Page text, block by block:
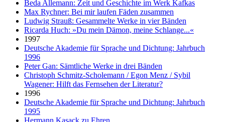
Beda Allemann: Zeit und Geschichte im Werk Kafkas
Max Rychner: Bei mir laufen Fäden zusammen
Ludwig Strauß: Gesammelte Werke in vier Bänden
Ricarda Huch: »Du mein Dämon, meine Schlange...«
1997
Deutsche Akademie für Sprache und Dichtung: Jahrbuch
1996
Peter Gan: Sämtliche Werke in drei Bänden
Christoph Schmitz-Scholemann / Egon Menz / Sybil
Wagener: Hilft das Fernsehen der Literatur?
1996
Deutsche Akademie für Sprache und Dichtung: Jahrbuch
1995
Hermann Kasack zu Ehren